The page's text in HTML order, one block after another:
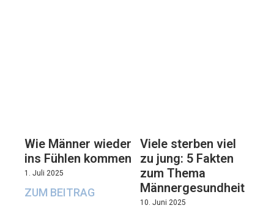
Wie Männer wieder
ins Fühlen kommen
1. Juli 2025
ZUM BEITRAG
Viele sterben viel
zu jung: 5 Fakten
zum Thema
Männergesundheit
10. Juni 2025